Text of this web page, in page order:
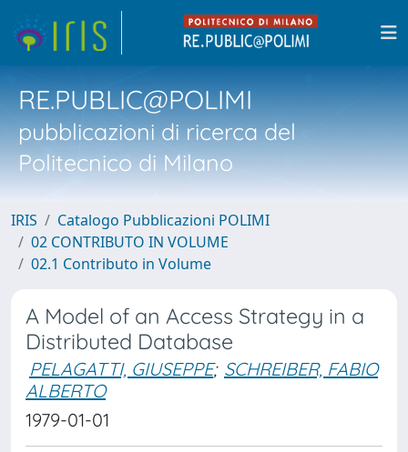
RE.PUBLIC@POLIMI
pubblicazioni di ricerca del
Politecnico di Milano
IRIS
Catalogo Pubblicazioni POLIMI
02 CONTRIBUTO IN VOLUME
02.1 Contributo in Volume
A Model of an Access Strategy in a
Distributed Database
PELAGATTI, GIUSEPPE; SCHREIBER, FABIO
ALBERTO
1979-01-01